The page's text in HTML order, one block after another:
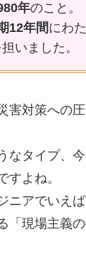
年のこと。
12年間にわ
いました。
害対策への
なタイプ、
すよね。
ニアでいえ
「現場主義